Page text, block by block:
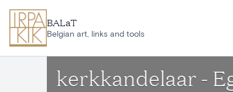
BALaT
Belgian art, links and tools
kerkkandelaar -